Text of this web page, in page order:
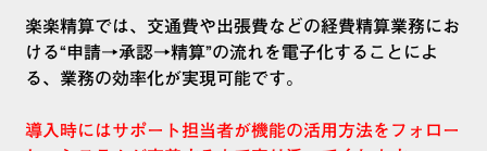
楽楽精算では、交通費や出張費などの経費精算業務にお
ける“申請→承認→精算”の流れを電子化することによ
る、業務の効率化が実現可能です。
導入時にはサポート担当者が機能の活用方法をフォロー